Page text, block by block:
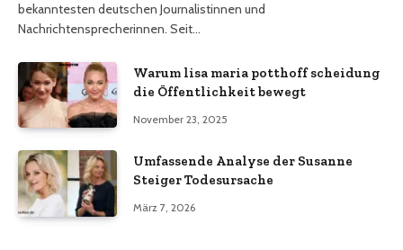
bekanntesten deutschen Journalistinnen und
Nachrichtensprecherinnen. Seit…
Warum lisa maria potthoff scheidung
die Öffentlichkeit bewegt
November 23, 2025
Umfassende Analyse der Susanne
Steiger Todesursache
März 7, 2026